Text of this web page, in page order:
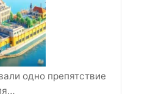
одно препятствие